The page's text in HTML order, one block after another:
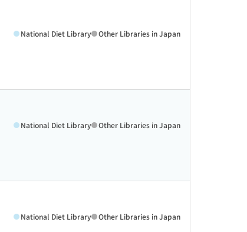
National Diet Library Other Libraries in Japan
National Diet Library Other Libraries in Japan
National Diet Library Other Libraries in Japan